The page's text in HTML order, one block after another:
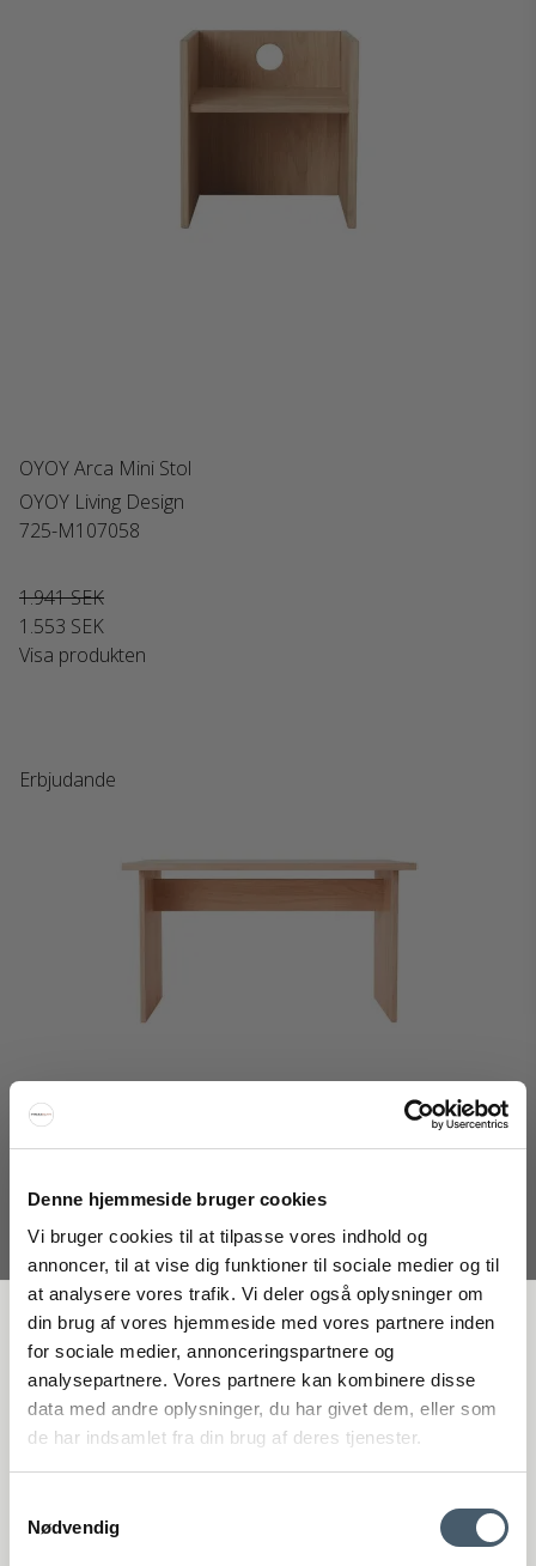
Denne hjemmeside bruger cookies
Vi bruger cookies til at tilpasse vores indhold og
annoncer, til at vise dig funktioner til sociale medier og til
at analysere vores trafik. Vi deler også oplysninger om
din brug af vores hjemmeside med vores partnere inden
for sociale medier, annonceringspartnere og
analysepartnere. Vores partnere kan kombinere disse
data med andre oplysninger, du har givet dem, eller som
de har indsamlet fra din brug af deres tjenester.
Nødvendig
OYOY Arca Mini Stol
OYOY Living Design
725-M107058
1.941 SEK
1.553 SEK
Visa produkten
Erbjudande
OYOY Arca Mini Bord
OYOY Living Design
725-M107057
3.433 SEK
FÅ 20 % RABATT
Få 20 % rabatt genom att prenumerera på vårt nyhetsbrev. *Din rabatt
kan inte användas på redan nedsatta varor eller produkter från
Rocket.